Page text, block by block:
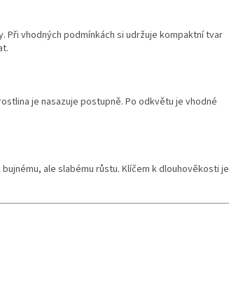
vhodných podmínkách si udržuje kompaktní tvar
je nasazuje postupně. Po odkvětu je vhodné
ale slabému růstu. Klíčem k dlouhověkosti je